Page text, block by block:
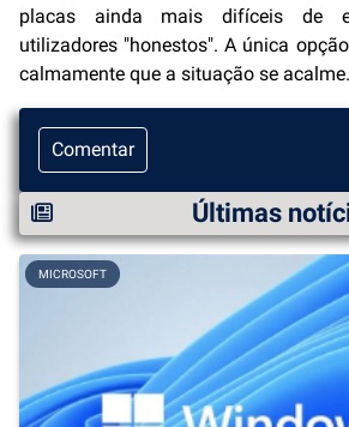
placas ainda mais difíceis de
utilizadores "honestos". A única
calmamente que a situação se acalme.
Comentar
Últimas
MICROSOFT